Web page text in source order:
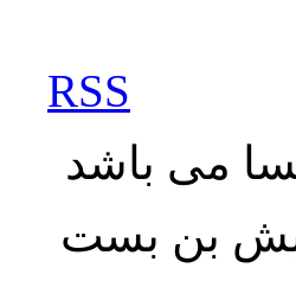
RSS
می باشد
نبش بن بست